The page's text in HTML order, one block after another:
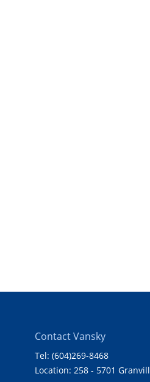
Contact Vansky
Tel: (604)269-8468
Location: 258 - 5701